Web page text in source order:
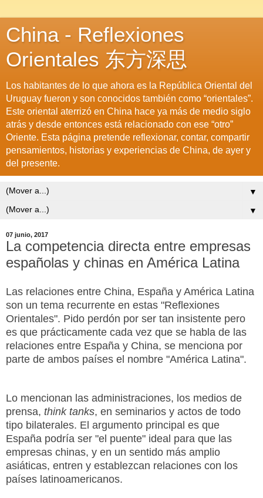
China - Reflexiones
Orientales 东方深思
Los habitantes de lo que ahora es la República Oriental del
Uruguay fueron y son conocidos también como “orientales”.
Este oriental aterrizó en China hace ya más de medio siglo
atrás y desde entonces está relacionado con ese “otro”
Oriente. Esta página pretende reflexionar, contar, compartir
pensamientos, historias y experiencias de China, de ayer y
del presente.
▼
▼
07 junio, 2017
La competencia directa entre empresas
españolas y chinas en América Latina
Las relaciones entre China, España y América Latina
son un tema recurrente en estas "Reflexiones
Orientales". Pido perdón por ser tan insistente pero
es que prácticamente cada vez que se habla de las
relaciones entre España y China, se menciona por
parte de ambos países el nombre "América Latina".
Lo mencionan las administraciones, los medios de
prensa, think tanks, en seminarios y actos de todo
tipo bilaterales. El argumento principal es que
España podría ser "el puente" ideal para que las
empresas chinas, y en un sentido más amplio
asiáticas, entren y establezcan relaciones con los
países latinoamericanos.